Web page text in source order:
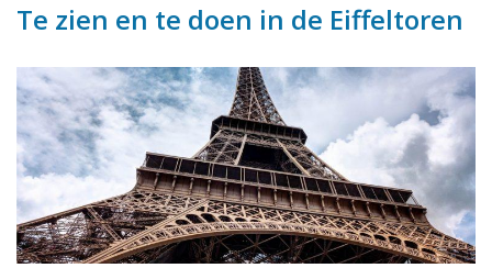
Te zien en te doen in de Eiffeltoren